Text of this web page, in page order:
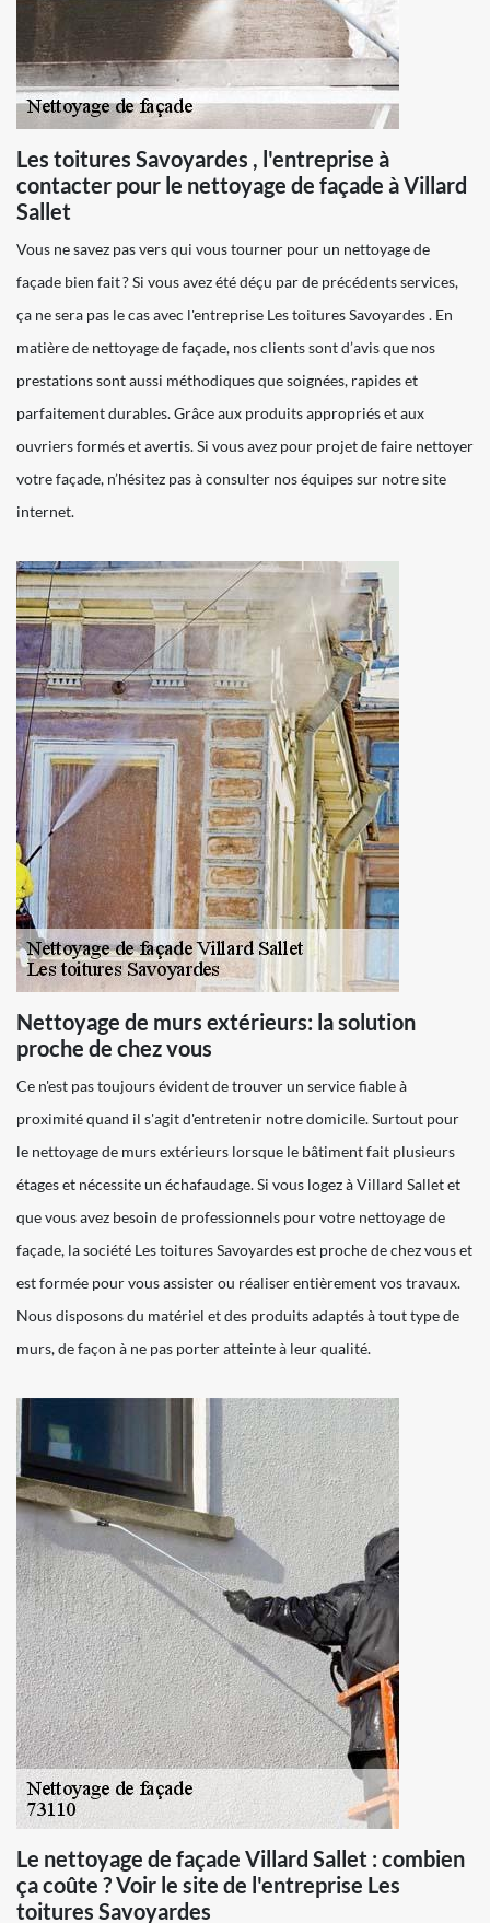
Les toitures Savoyardes , l'entreprise à
contacter pour le nettoyage de façade à Villard
Sallet
Vous ne savez pas vers qui vous tourner pour un nettoyage de
façade bien fait ? Si vous avez été déçu par de précédents services,
ça ne sera pas le cas avec l'entreprise Les toitures Savoyardes . En
matière de nettoyage de façade, nos clients sont d’avis que nos
prestations sont aussi méthodiques que soignées, rapides et
parfaitement durables. Grâce aux produits appropriés et aux
ouvriers formés et avertis. Si vous avez pour projet de faire nettoyer
votre façade, n’hésitez pas à consulter nos équipes sur notre site
internet.
Nettoyage de murs extérieurs: la solution
proche de chez vous
Ce n'est pas toujours évident de trouver un service fiable à
proximité quand il s'agit d'entretenir notre domicile. Surtout pour
le nettoyage de murs extérieurs lorsque le bâtiment fait plusieurs
étages et nécessite un échafaudage. Si vous logez à Villard Sallet et
que vous avez besoin de professionnels pour votre nettoyage de
façade, la société Les toitures Savoyardes est proche de chez vous et
est formée pour vous assister ou réaliser entièrement vos travaux.
Nous disposons du matériel et des produits adaptés à tout type de
murs, de façon à ne pas porter atteinte à leur qualité.
Le nettoyage de façade Villard Sallet : combien
ça coûte ? Voir le site de l'entreprise Les
toitures Savoyardes